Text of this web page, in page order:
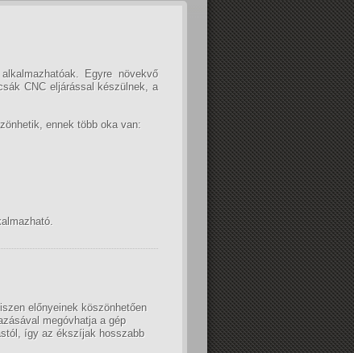
Egyre növekvő
CNC eljárással készülnek, a
ennek több oka van:
előnyeinek köszönhetően
megóvhatja a gép
így az ékszíjak hosszabb